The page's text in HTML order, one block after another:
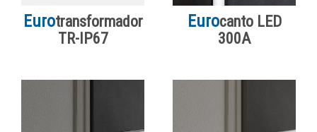
Eurotransformador
TR-IP67
Eurocanto LED
300A